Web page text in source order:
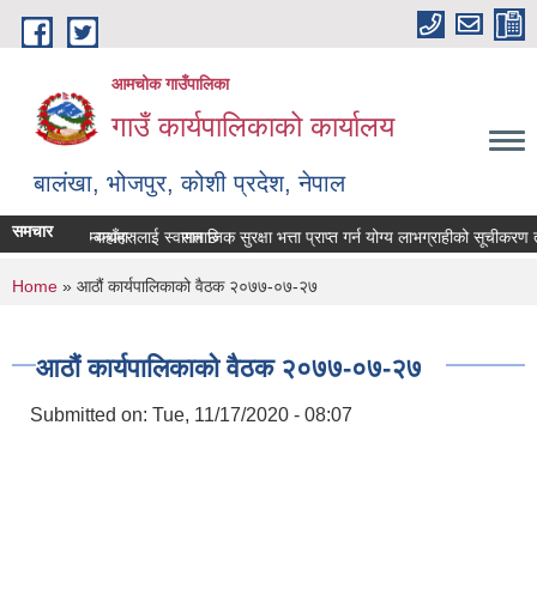
Skip to main content
आमचोक गाउँपालिका
गाउँ कार्यपालिकाको कार्यालय
बालंखा, भोजपुर, कोशी प्रदेश, नेपाल
मा यहाँहरुलाई स्वागत छ ।
समचार
पेश गर्ने सम्बन्धमा। सामाजिक सुरक्षा भत्ता प्राप्‍त गर्न योग्य लाभग्राहीको सूचीकरण
You are here
Home » आठौं कार्यपालिकाको वैठक २०७७-०७-२७
आठौं कार्यपालिकाको वैठक २०७७-०७-२७
Submitted on: Tue, 11/17/2020 - 08:07